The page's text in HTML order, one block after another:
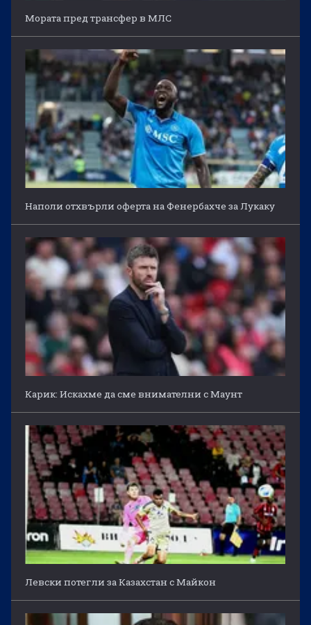
Мората пред трансфер в МЛС
Наполи отхвърли оферта на Фенербахче за Лукаку
Карик: Искахме да сме внимателни с Маунт
Левски потегли за Казахстан с Майкон